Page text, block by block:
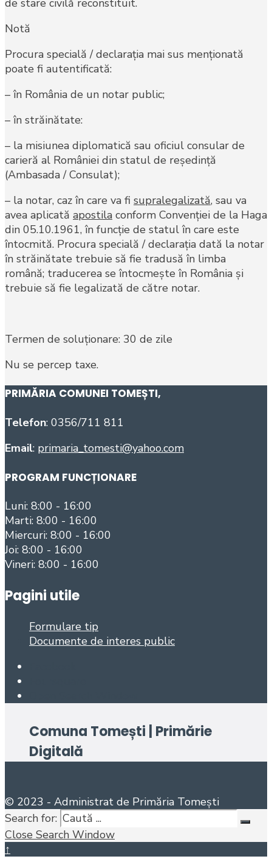
Notă
Procura specială / declaraţia mai sus menţionată
poate fi autentificată:
– în România de un notar public;
– în străinătate:
– la misiunea diplomatică sau oficiul consular de
carieră al României din statul de reşedinţă
(Ambasada / Consulat);
– la notar, caz în care va fi supralegalizată, sau va
avea aplicată apostila conform Convenţiei de la Haga
din 05.10.1961, în funcţie de statul în care este
întocmită. Procura specială / declaraţia dată la notar
în străinătate trebuie să fie tradusă în limba
română; traducerea se întocmeşte în România şi
trebuie să fie legalizată de către notar.
Termen de soluționare: 30 de zile
Nu se percep taxe.
PRIMĂRIA COMUNEI TOMEȘTI,
Telefon: 0356/711 811
Email: primaria_tomesti@yahoo.com
PROGRAM FUNCȚIONARE
Luni: 8:00 - 16:00
Marti: 8:00 - 16:00
Miercuri: 8:00 - 16:00
Joi: 8:00 - 16:00
Vineri: 8:00 - 16:00
Pagini utile
Formulare tip
Documente de interes public
Comuna Tomești | Primărie
Digitală
© 2023 - Administrat de Primăria Tomești
Search for:
Close Search Window
↑